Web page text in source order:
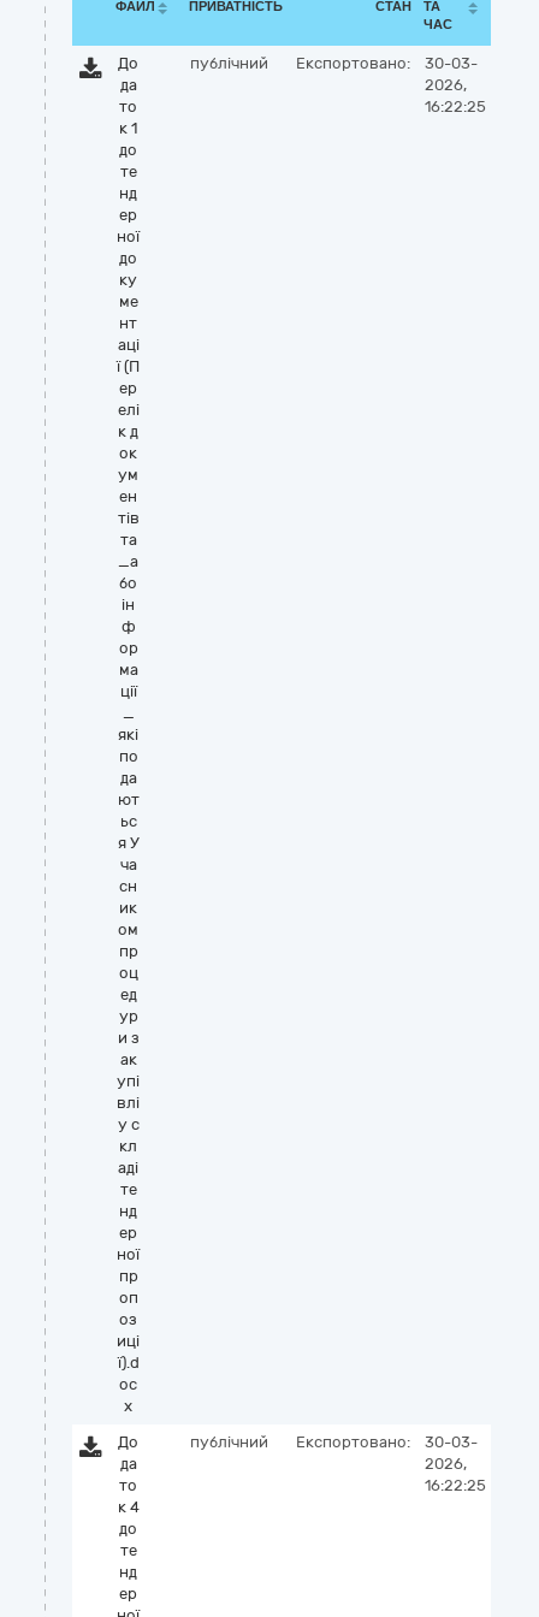
ФАЙЛ ПРИВАТНІСТЬ СТАН
ТА
ЧАС
До
да
то
к 1
до
те
нд
ер
ної
до
ку
ме
нт
аці
ї (П
ер
елі
к д
ок
ум
ен
тів
та
_а
бо
ін
ф
ор
ма
ції
_
які
по
да
ют
ьс
я У
ча
сн
ик
ом
пр
оц
ед
ур
и з
ак
упі
влі
у с
кл
аді
те
нд
ер
ної
пр
оп
оз
иці
ї).d
oc
x
публічний Експортовано:
30-03-
2026,
16:22:25
До
да
то
к 4
до
те
нд
ер
публічний Експортовано:
30-03-
2026,
16:22:25